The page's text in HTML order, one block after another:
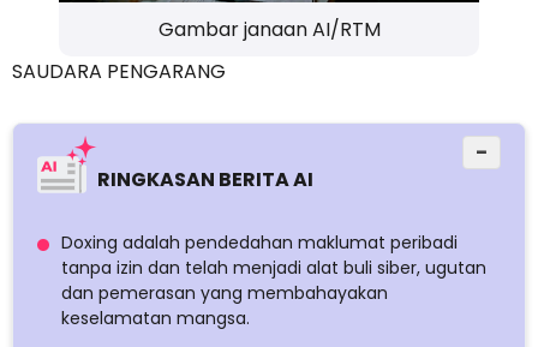
Gambar janaan AI/RTM
SAUDARA PENGARANG
RINGKASAN BERITA AI
−
Doxing adalah pendedahan maklumat peribadi
tanpa izin dan telah menjadi alat buli siber, ugutan
dan pemerasan yang membahayakan
keselamatan mangsa.